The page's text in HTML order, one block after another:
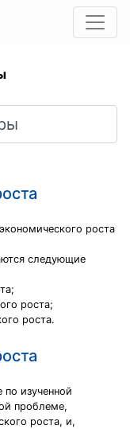
роста
следующие
роста;
роста.
изученной
проблеме,
роста, и,